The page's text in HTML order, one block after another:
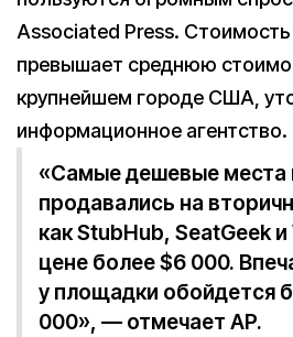
Associated Press.
превышает среднюю
крупнейшем городе США,
информационное агентство.
«Самые дешевые места
продавались на
как StubHub, SeatGeek
цене более $6 000.
у площадки обойдется
000», — отмечает AP.